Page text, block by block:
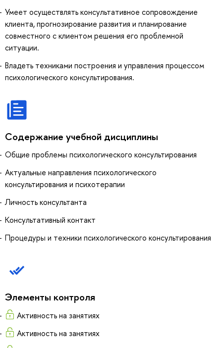
Умеет осуществлять консультативное сопровождение
клиента, прогнозирование развития и планирование
совместного с клиентом решения его проблемной
ситуации.
Владеть техниками построения и управления процессом
психологического консультирования.
Содержание учебной дисциплины
Общие проблемы психологического консультирования
Актуальные направления психологического
консультирования и психотерапии
Личность консультанта
Консультативный контакт
Процедуры и техники психологического консультирования
Элементы контроля
Активность на занятиях
Активность на занятиях